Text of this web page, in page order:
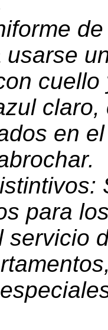
usarse
cuello
claro,
en
.
:
para
servicio